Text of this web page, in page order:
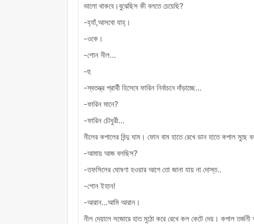
ভালো থাকবে।বুঝেছিস কী বলতে চেয়েছি?
-হ্যাঁ,আসবো যাহ্।
-ওকে।
-শোন নীল…
-হু
-স্বতন্ত্র প্রার্থী হিসেবে ফারিন নির্বাচনে দাঁড়াচ্ছে…
-ফারিন মানে?
-ফারিন চৌধুরী…
নীলের কপালের বিন্দু ঘাম। ফোন বাম হাতে রেখে ডান হাতে কপাল মুছে
-আমায় আজ বলছিস?
-তফসিলের ঘোষণা হওয়ার আগে তো জানা যায় না দোস্ত..
-শোন ইহান!
-আরান…আমি আরান।
নীল দেয়ালে সজোরে হাত মুঠো করে রেখে কল কেটে দেয়। কপাল তর্জনী